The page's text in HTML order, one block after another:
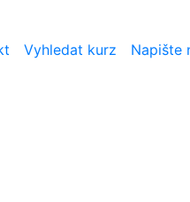
Vyhledat kurz Napište